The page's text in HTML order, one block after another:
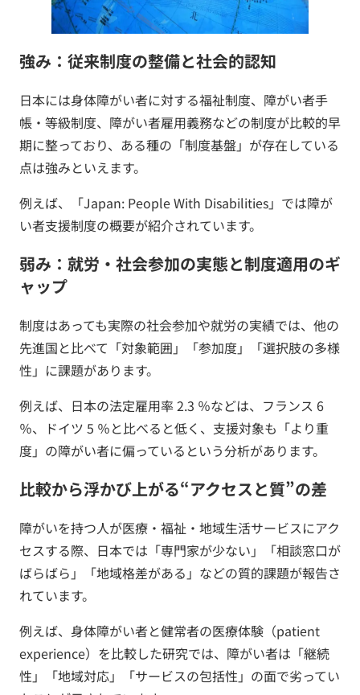
強み：従来制度の整備と社会的認知
日本には身体障がい者に対する福祉制度、障がい者手
帳・等級制度、障がい者雇用義務などの制度が比較的早
期に整っており、ある種の「制度基盤」が存在している
点は強みといえます。
例えば、「Japan: People With Disabilities」では障が
い者支援制度の概要が紹介されています。
弱み：就労・社会参加の実態と制度適用のギ
ャップ
制度はあっても実際の社会参加や就労の実績では、他の
先進国と比べて「対象範囲」「参加度」「選択肢の多様
性」に課題があります。
例えば、日本の法定雇用率 2.3 ％などは、フランス 6
％、ドイツ 5 ％と比べると低く、支援対象も「より重
度」の障がい者に偏っているという分析があります。
比較から浮かび上がる“アクセスと質”の差
障がいを持つ人が医療・福祉・地域生活サービスにアク
セスする際、日本では「専門家が少ない」「相談窓口が
ばらばら」「地域格差がある」などの質的課題が報告さ
れています。
例えば、身体障がい者と健常者の医療体験（patient
experience）を比較した研究では、障がい者は「継続
性」「地域対応」「サービスの包括性」の面で劣ってい